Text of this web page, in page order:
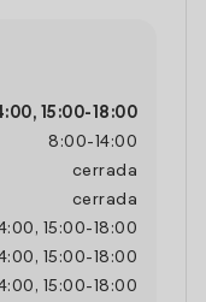
, 15:00- 18:00
8:00- 14:00
cerrada
cerrada
, 15:00- 18:00
, 15:00- 18:00
, 15:00- 18:00